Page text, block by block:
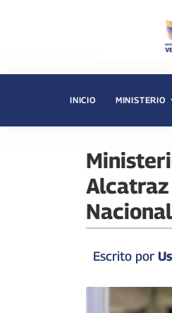
INICIO MINISTERIO
Escrito por